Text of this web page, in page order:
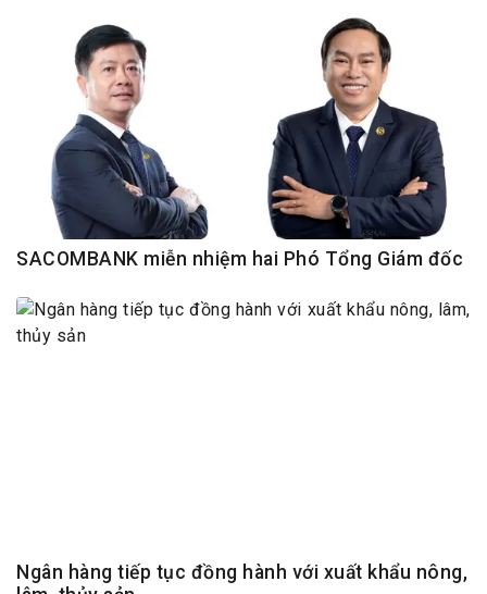
SACOMBANK miễn nhiệm hai Phó Tổng Giám đốc
Ngân hàng tiếp tục đồng hành với xuất khẩu nông,